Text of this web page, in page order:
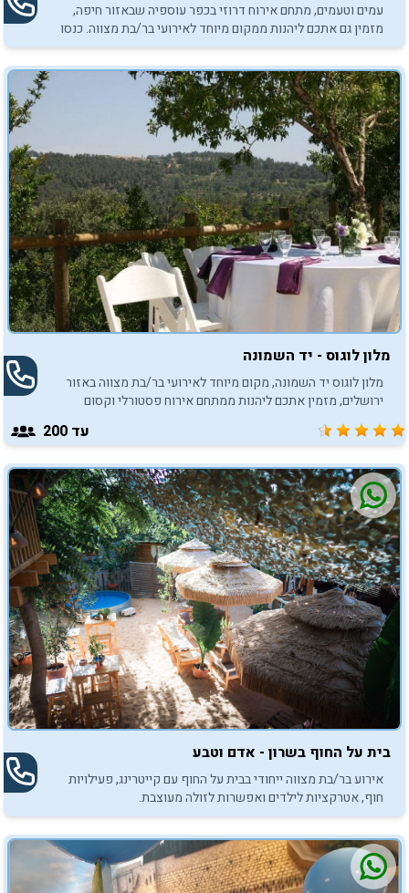
עמים וטעמים, מתחם אירוח דרוזי בכפר עוספיה שבאזור חיפה,
מזמין גם אתכם ליהנות ממקום מיוחד לאירועי בר/בת מצווה. כנסו
והתרשמו.
מלון לוגוס - יד השמונה
מלון לוגוס יד השמונה, מקום מיוחד לאירועי בר/בת מצווה באזור
ירושלים, מזמין אתכם ליהנות ממתחם אירוח פסטורלי וקסום
לאירועים בלתי נשכחים.
עד 200
בית על החוף בשרון - אדם וטבע
אירוע בר/בת מצווה ייחודי בבית על החוף עם קייטרינג, פעילויות
חוף, אטרקציות לילדים ואפשרות לזולה מעוצבת.